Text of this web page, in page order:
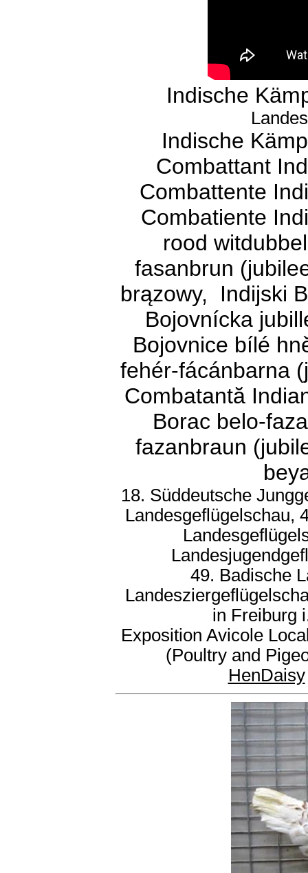
Indische
Indische
Combattant
Combattente
Combatiente
rood
fasanbrun
brązowy, Indijski
Bojovnícka
Bojovnice bílé
fehér-fácánbarna
Combatantă
Borac belo-
fazanbraun
18. Süddeutsche
Landesgeflügelschau,
49. Badische
in Freiburg
Exposition Avicole
(Poultry and
HenDaisy